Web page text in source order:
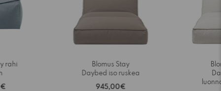
rahi
Blomus Stay
Daybed iso ruskea
945,00€